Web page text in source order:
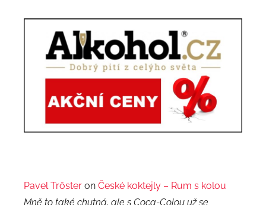
Pavel Trőster on České koktejly – Rum s kolou
Mně to také chutná, ale s Coca-Colou už se